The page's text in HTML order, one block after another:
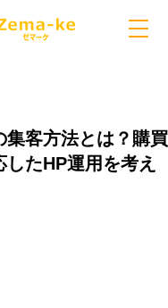
集客方法とは？購買
たHP運用を考え